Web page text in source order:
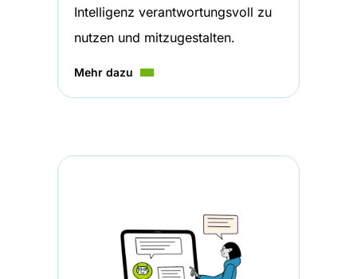
Intelligenz verantwortungsvoll zu
nutzen und mitzugestalten.
Mehr dazu